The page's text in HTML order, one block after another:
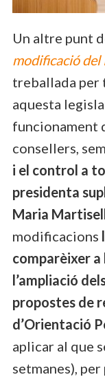
Un altre punt
modificació del
treballada per
aquesta
funcionament
consellers,
i el control a
presidenta
Maria
modificacions
comparèixer a
l’ampliació
propostes de
d’Orientació
aplicar al que
setmanes),